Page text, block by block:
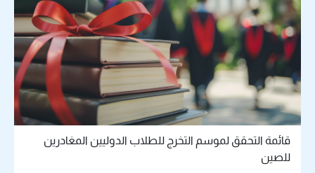
قائمة التحقق لموسم التخرج للطلاب الدوليين المغادرين
للصين